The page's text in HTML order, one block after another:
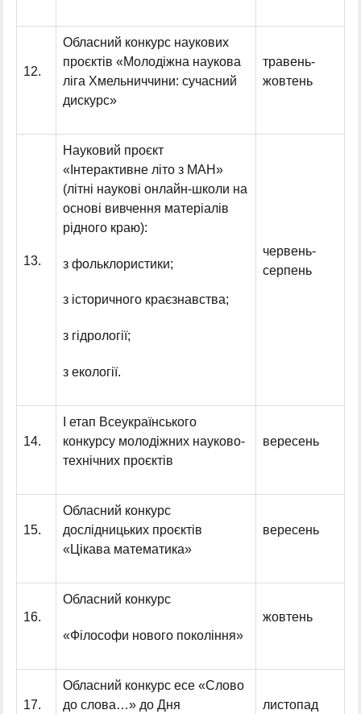
12.
Обласний конкурс наукових
проєктів «Молодіжна наукова
ліга Хмельниччини: сучасний
дискурс»
травень-
жовтень
13.
Науковий проєкт
«Інтерактивне літо з МАН»
(літні наукові онлайн-школи на
основі вивчення матеріалів
рідного краю):
з фольклористики;
з історичного краєзнавства;
з гідрології;
з екології.
червень-
серпень
14.
І етап Всеукраїнського
конкурсу молодіжних науково-
технічних проєктів
вересень
15.
Обласний конкурс
дослідницьких проєктів
«Цікава математика»
вересень
16.
Обласний конкурс
«Філософи нового покоління»
жовтень
17.
Обласний конкурс есе «Слово
до слова…» до Дня
листопад